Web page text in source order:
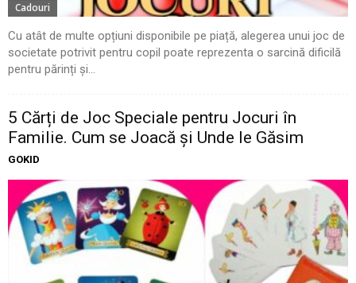
Cadouri
Cu atât de multe opțiuni disponibile pe piață, alegerea unui joc de
societate potrivit pentru copil poate reprezenta o sarcină dificilă
pentru părinți și...
5 Cărți de Joc Speciale pentru Jocuri în
Familie. Cum se Joacă și Unde le Găsim
GOKID